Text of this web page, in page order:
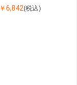
￥6,842(税込)